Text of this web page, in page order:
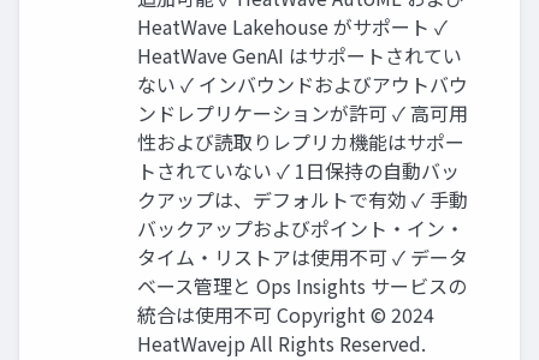
HeatWave Lakehouse がサポート ✓
HeatWave GenAI はサポートされてい
ない ✓ インバウンドおよびアウトバウ
ンドレプリケーションが許可 ✓ 高可用
性および読取りレプリカ機能はサポー
トされていない ✓ 1日保持の自動バッ
クアップは、デフォルトで有効 ✓ 手動
バックアップおよびポイント・イン・
タイム・リストアは使用不可 ✓ データ
ベース管理と Ops Insights サービスの
統合は使用不可 Copyright © 2024
HeatWavejp All Rights Reserved.